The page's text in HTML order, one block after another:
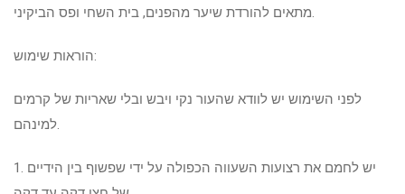
הוראות שימוש:
לפני השימוש יש לוודא שהעור נקי ויבש ובלי שאריות של קרמים
1. יש לחמם את רצועות השעווה הכפולה על ידי שפשוף בין הידיים